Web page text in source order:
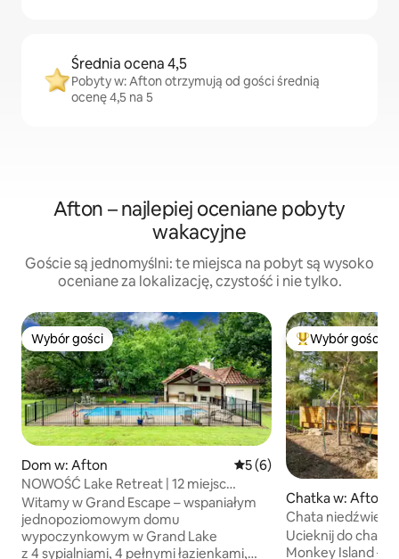
Średnia ocena 4,5
Pobyty w: Afton otrzymują od gości średnią
ocenę 4,5 na 5
Afton – najlepiej oceniane pobyty
wakacyjne
Goście są jednomyślni: te miejsca na pobyt są wysoko
oceniane za lokalizację, czystość i nie tylko.
Wybór gości
Wybór gości
Dom w: Afton Średnia ocena: 5 na 5,
5 (6)
NOWOŚĆ Lake Retreat | 12 miejsc
noclegowych | Basen + palenisko
Witamy w Grand Escape – wspaniałym
jednopoziomowym domu
wypoczynkowym w Grand Lake
z 4 sypialniami, 4 pełnymi łazienkami,
Wybór gości
Chatka w: Afton
Chata
i paleniskiem
Ucieknij do chatki
Monkey Island –